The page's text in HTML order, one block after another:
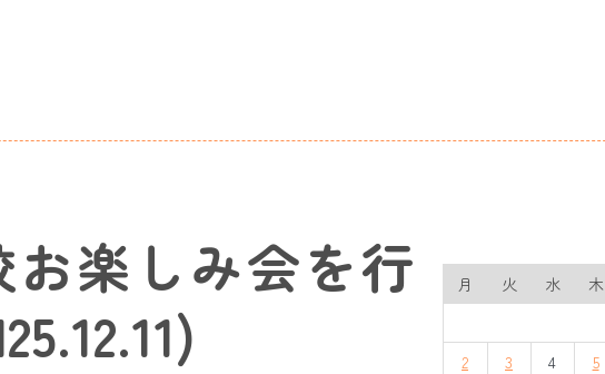
楽しみ会を行
月 火 水 木
2
3 4 5